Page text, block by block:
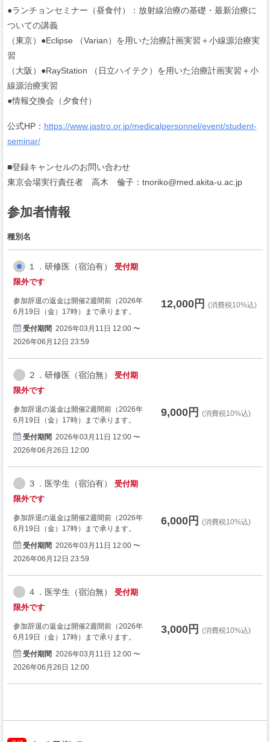
●ランチョンセミナー（昼食付）：放射線治療の基礎・最新治療に
ついての講義
（東京）●Eclipse （Varian）を用いた治療計画実習＋小線源治療実
習
（大阪）●RayStation （日立ハイテク）を用いた治療計画実習＋小
線源治療実習
●情報交換会（夕食付）
公式HP： https://www.jastro.or.jp/medicalpersonnel/event/student-
seminar/
■登録キャンセルのお問い合わせ
東京会場実行責任者 高木 倫子：tnoriko@med.akita-u.ac.jp
参加者情報
種別名
１．研修医（宿泊有）
受付期
限外です
参加辞退の返金は開催2週間前（2026年
6月19日（金）17時）まで承ります。
受付期間 2026年03月11日 12:00 〜
2026年06月12日 23:59
12,000円 (消費税10%込)
２．研修医（宿泊無）
受付期
限外です
参加辞退の返金は開催2週間前（2026年
6月19日（金）17時）まで承ります。
受付期間 2026年03月11日 12:00 〜
2026年06月26日 12:00
9,000円 (消費税10%込)
３．医学生（宿泊有）
受付期
限外です
参加辞退の返金は開催2週間前（2026年
6月19日（金）17時）まで承ります。
受付期間 2026年03月11日 12:00 〜
2026年06月12日 23:59
6,000円 (消費税10%込)
４．医学生（宿泊無）
受付期
限外です
参加辞退の返金は開催2週間前（2026年
6月19日（金）17時）まで承ります。
受付期間 2026年03月11日 12:00 〜
2026年06月26日 12:00
3,000円 (消費税10%込)